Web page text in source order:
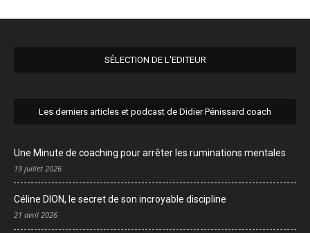
SÉLECTION DE L'EDITEUR
Les derniers articles et podcast de Didier Pénissard coach
Une Minute de coaching pour arrêter les ruminations mentales
19 juillet 2026
Céline DION, le secret de son incroyable discipline
21 avril 2026